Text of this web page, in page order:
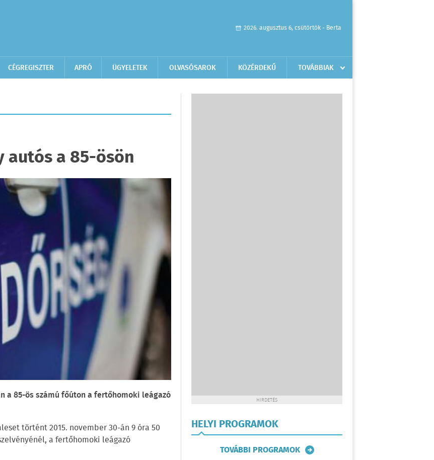
2026. augusztus 6, csütörtök - Berta
CÉGREGISZTER APRÓ ÜGYELETEK OLVASÓSAROK KÖZÉRDEKŰ TOVÁBBIAK
a 85-ösön
85-ös számú főúton a fertőhomoki leágazó
történt 2015. november 30-án 9 óra 50
a fertőhomoki leágazó
HIRDETÉS
HELYI PROGRAMOK
TOVÁBBI PROGRAMOK